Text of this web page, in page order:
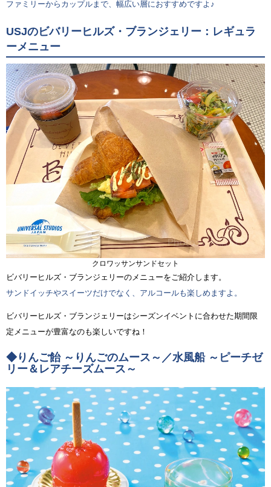
ファミリーからカップルまで、幅広い層におすすめですよ♪
USJのビバリーヒルズ・ブランジェリー：レギュラ
ーメニュー
クロワッサンサンドセット
ビバリーヒルズ・ブランジェリーのメニューをご紹介します。
サンドイッチやスイーツだけでなく、アルコールも楽しめますよ。
ビバリーヒルズ・ブランジェリーはシーズンイベントに合わせた期間限
定メニューが豊富なのも楽しいですね！
◆りんご飴 ～りんごのムース～／水風船 ～ピーチゼ
リー＆レアチーズムース～